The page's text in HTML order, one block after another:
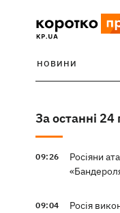
НОВИНИ
За останні 24
09:26
Росіяни
09:04
Росія